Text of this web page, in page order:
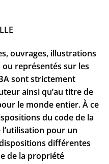
ouvrages, illustrations
représentés sur les
sont strictement
ainsi qu’au titre de
le monde entier. À ce
du code de la
pour un
différentes
de la propriété